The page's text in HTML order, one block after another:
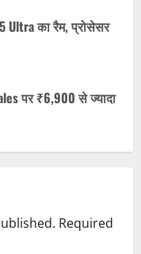
Ultra का रैम, प्रोसेसर
पर ₹6,900 से ज्यादा
Required